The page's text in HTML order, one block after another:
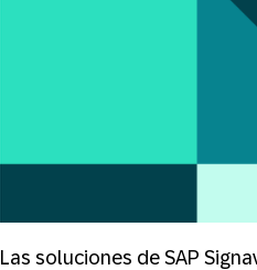
Las soluciones de SAP